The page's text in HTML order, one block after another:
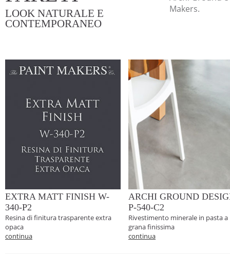
LOOK NATURALE E
CONTEMPORANEO
Makers.
EXTRA MATT FINISH W-
340-P2
Resina di finitura trasparente extra
opaca
continua
ARCHI GROUND
P-540-C2
Rivestimento minerale in pasta a
grana finissima
continua